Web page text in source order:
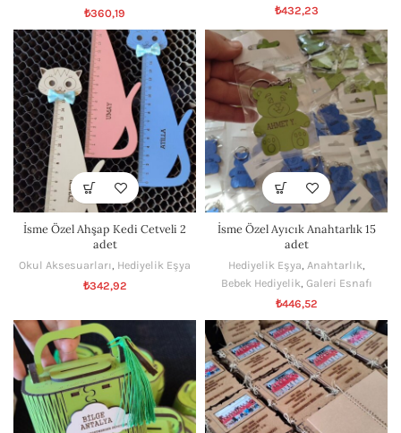
₺360,19
₺432,23
İsme Özel Ahşap Kedi Cetveli 2
adet
Okul Aksesuarları, Hediyelik Eşya
₺342,92
İsme Özel Ayıcık Anahtarlık 15
adet
Hediyelik Eşya, Anahtarlık,
Bebek Hediyelik, Galeri Esnafı
₺446,52